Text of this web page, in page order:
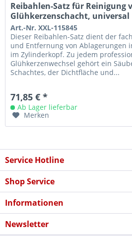
Reibahlen-Satz für Reinigung
Glühkerzenschacht, universal
Art.-Nr. XXL-115845
Dieser Reibahlen-Satz dient der
und Entfernung von Ablagerungen
im Zylinderkopf. Zu jedem
Glühkerzenwechsel gehört ein
Schachtes, der Dichtfläche und...
71,85 € *
Ab Lager lieferbar
Merken
Service Hotline
Shop Service
Informationen
Newsletter